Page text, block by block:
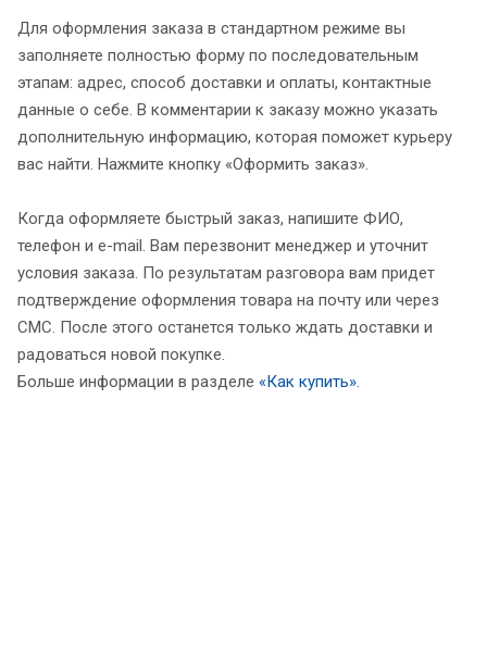
Для оформления заказа в стандартном режиме вы
заполняете полностью форму по последовательным
этапам: адрес, способ доставки и оплаты, контактные
данные о себе. В комментарии к заказу можно указать
дополнительную информацию, которая поможет курьеру
вас найти. Нажмите кнопку «Оформить заказ».
Когда оформляете быстрый заказ, напишите ФИО,
телефон и e-mail. Вам перезвонит менеджер и уточнит
условия заказа. По результатам разговора вам придет
подтверждение оформления товара на почту или через
СМС. После этого останется только ждать доставки и
радоваться новой покупке.
Больше информации в разделе «Как купить».